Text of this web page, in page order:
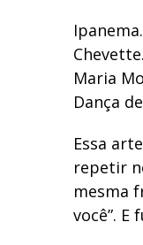
Maria
Dança
Essa
repetir
mesma
você”. E